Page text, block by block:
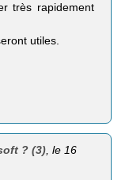
très rapidement
utiles.
? (3) , le 16